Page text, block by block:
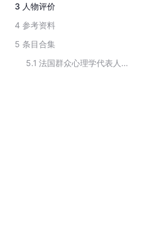
3 人物评价
4 参考资料
5 条目合集
5.1
法国群众心理学代表人物